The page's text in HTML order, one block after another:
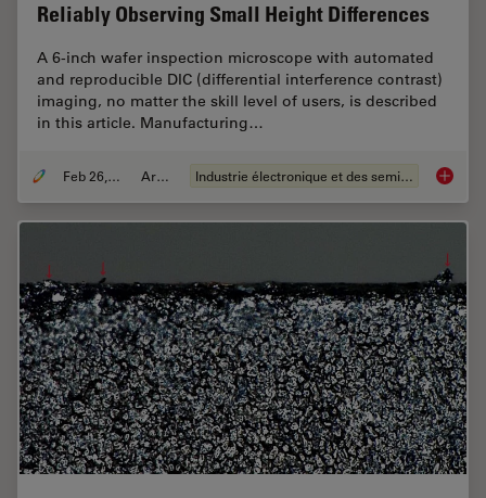
Reliably Observing Small Height Differences
A 6-inch wafer inspection microscope with automated
and reproducible DIC (differential interference contrast)
imaging, no matter the skill level of users, is described
in this article. Manufacturing…
Feb 26, 2026 Article Industrie électronique et des semi-conducteurs 6-Inch